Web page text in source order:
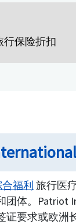
行保险折扣
福利 旅行医
团体。Patriot
要求或欧洲